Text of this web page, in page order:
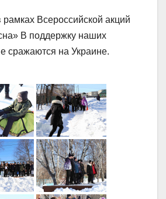
Всероссийской акций
В поддержку наших
сражаются на Украине.